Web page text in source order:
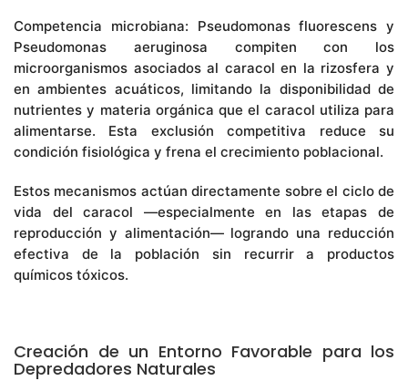
Competencia microbiana: Pseudomonas fluorescens y
Pseudomonas aeruginosa compiten con los
microorganismos asociados al caracol en la rizosfera y
en ambientes acuáticos, limitando la disponibilidad de
nutrientes y materia orgánica que el caracol utiliza para
alimentarse. Esta exclusión competitiva reduce su
condición fisiológica y frena el crecimiento poblacional.
Estos mecanismos actúan directamente sobre el ciclo de
vida del caracol —especialmente en las etapas de
reproducción y alimentación— logrando una reducción
efectiva de la población sin recurrir a productos
químicos tóxicos.
Creación de un Entorno Favorable para los
Depredadores Naturales